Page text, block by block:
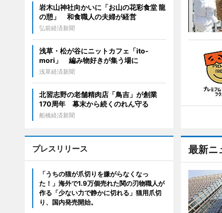
最新ニ
岩木山神社向かいに「お山の花彩食堂 龍
の憩」 和食職人の夫婦が経営
弘前経済新聞
浅草・松が谷にニットカフェ「ito-
mori」 編み物好きが集う場に
浅草経済新聞
北習志野の老舗精肉店「鳥吉」が創業
170周年 幕末から続くのれん守る
船橋経済新聞
プレスリリース
「うちの猫が爪切りを嫌がらなくなっ
た！」海外で1.9万個売れた関の刃物職人が
作る「少ない力で静かに切れる」猫用爪切
り、国内発売開始。